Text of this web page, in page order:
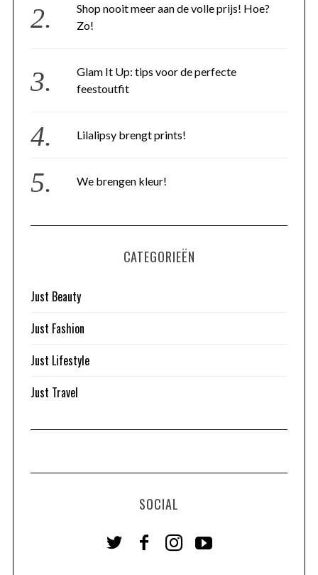
Shop nooit meer aan de volle prijs! Hoe?
Zo!
Glam It Up: tips voor de perfecte
feestoutfit
Lilalipsy brengt prints!
We brengen kleur!
CATEGORIEËN
Just Beauty
Just Fashion
Just Lifestyle
Just Travel
SOCIAL